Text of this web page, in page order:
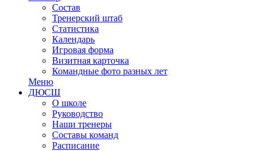
Состав
Тренерский штаб
Статистика
Календарь
Игровая форма
Визитная карточка
Командные фото разных лет
Меню
ДЮСШ
О школе
Руководство
Наши тренеры
Составы команд
Расписание